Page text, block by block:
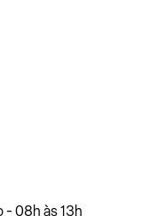
- 08h às 13h